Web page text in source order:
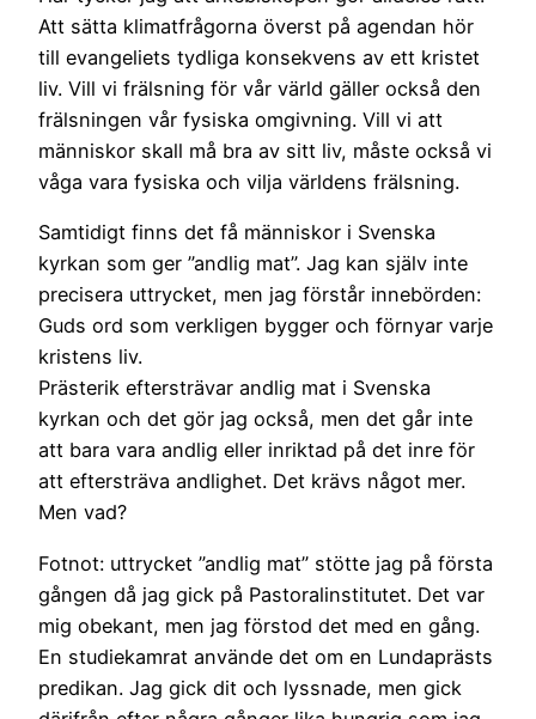
Att sätta klimatfrågorna överst på agendan hör
till evangeliets tydliga konsekvens av ett kristet
liv. Vill vi frälsning för vår värld gäller också den
frälsningen vår fysiska omgivning. Vill vi att
människor skall må bra av sitt liv, måste också vi
våga vara fysiska och vilja världens frälsning.
Samtidigt finns det få människor i Svenska
kyrkan som ger ”andlig mat”. Jag kan själv inte
precisera uttrycket, men jag förstår innebörden:
Guds ord som verkligen bygger och förnyar varje
kristens liv.
Prästerik eftersträvar andlig mat i Svenska
kyrkan och det gör jag också, men det går inte
att bara vara andlig eller inriktad på det inre för
att eftersträva andlighet. Det krävs något mer.
Men vad?
Fotnot: uttrycket ”andlig mat” stötte jag på första
gången då jag gick på Pastoralinstitutet. Det var
mig obekant, men jag förstod det med en gång.
En studiekamrat använde det om en Lundaprästs
predikan. Jag gick dit och lyssnade, men gick